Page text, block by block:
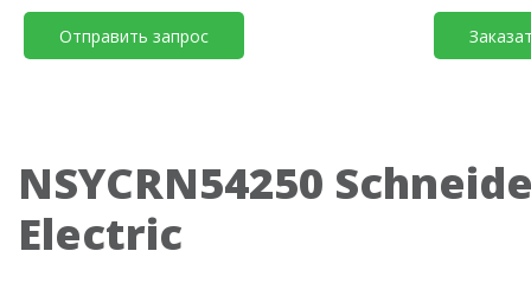
Отправить запрос
NSYCRN54250
Electric